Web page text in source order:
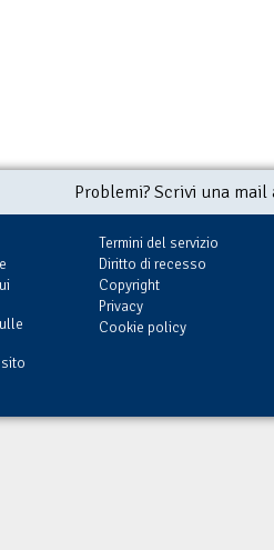
Problemi? Scrivi una
Termini del servizio
Diritto di recesso
Copyright
Privacy
Cookie policy